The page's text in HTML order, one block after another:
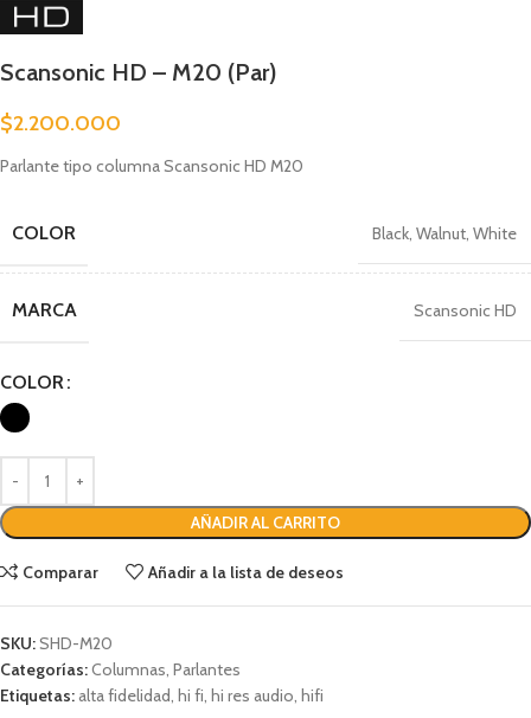
Scansonic HD – M20 (Par)
$2.200.000
Parlante tipo columna Scansonic HD M20
COLOR Black Walnut White
MARCA Scansonic HD
COLOR
AÑADIR AL CARRITO
Comparar Añadir a la lista de deseos
SKU:SHD-M20
Categorías:Columnas Parlantes
Etiquetas: alta fidelidad hi fi hi res audio hifi